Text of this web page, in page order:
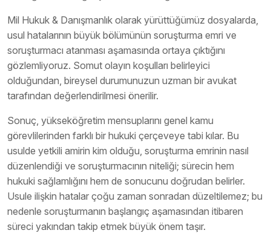
Mil Hukuk & Danışmanlık olarak yürüttüğümüz dosyalarda,
usul hatalarının büyük bölümünün soruşturma emri ve
soruşturmacı atanması aşamasında ortaya çıktığını
gözlemliyoruz. Somut olayın koşulları belirleyici
olduğundan, bireysel durumunuzun uzman bir avukat
tarafından değerlendirilmesi önerilir.
Sonuç, yükseköğretim mensuplarını genel kamu
görevlilerinden farklı bir hukuki çerçeveye tabi kılar. Bu
usulde yetkili amirin kim olduğu, soruşturma emrinin nasıl
düzenlendiği ve soruşturmacının niteliği; sürecin hem
hukuki sağlamlığını hem de sonucunu doğrudan belirler.
Usule ilişkin hatalar çoğu zaman sonradan düzeltilemez; bu
nedenle soruşturmanın başlangıç aşamasından itibaren
süreci yakından takip etmek büyük önem taşır.